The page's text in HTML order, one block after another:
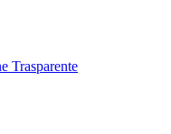
Trasparente